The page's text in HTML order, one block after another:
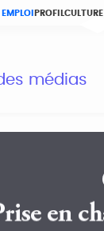
EMPLOI PROFILCULTURE
médias